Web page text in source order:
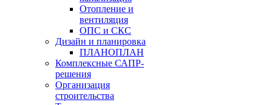
Отопление и
вентиляция
ОПС и СКС
Дизайн и планировка
ПЛАНОПЛАН
Комплексные САПР-
решения
Организация
строительства